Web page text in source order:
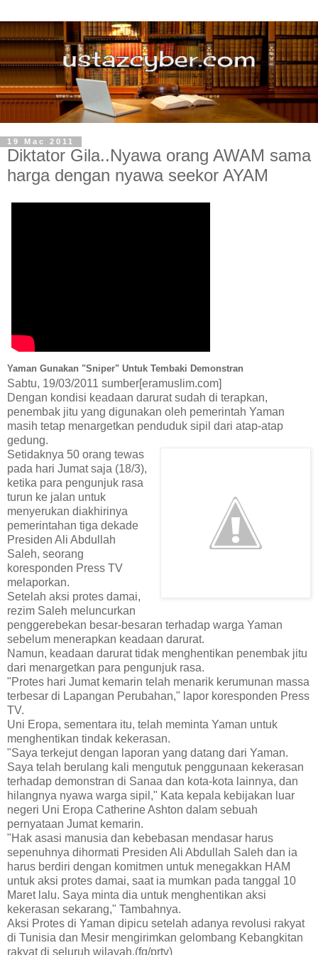
19 Mac 2011
Diktator Gila..Nyawa orang AWAM sama
harga dengan nyawa seekor AYAM
Yaman Gunakan "Sniper" Untuk Tembaki Demonstran
Sabtu, 19/03/2011 sumber[eramuslim.com]
Dengan kondisi keadaan darurat sudah di terapkan,
penembak jitu yang digunakan oleh pemerintah Yaman
masih tetap menargetkan penduduk sipil dari atap-atap
gedung.
Setidaknya 50 orang tewas
pada hari Jumat saja (18/3),
ketika para pengunjuk rasa
turun ke jalan untuk
menyerukan diakhirinya
pemerintahan tiga dekade
Presiden Ali Abdullah
Saleh, seorang
koresponden Press TV
melaporkan.
Setelah aksi protes damai,
rezim Saleh meluncurkan
penggerebekan besar-besaran terhadap warga Yaman
sebelum menerapkan keadaan darurat.
Namun, keadaan darurat tidak menghentikan penembak jitu
dari menargetkan para pengunjuk rasa.
"Protes hari Jumat kemarin telah menarik kerumunan massa
terbesar di Lapangan Perubahan," lapor koresponden Press
TV.
Uni Eropa, sementara itu, telah meminta Yaman untuk
menghentikan tindak kekerasan.
"Saya terkejut dengan laporan yang datang dari Yaman.
Saya telah berulang kali mengutuk penggunaan kekerasan
terhadap demonstran di Sanaa dan kota-kota lainnya, dan
hilangnya nyawa warga sipil," Kata kepala kebijakan luar
negeri Uni Eropa Catherine Ashton dalam sebuah
pernyataan Jumat kemarin.
"Hak asasi manusia dan kebebasan mendasar harus
sepenuhnya dihormati Presiden Ali Abdullah Saleh dan ia
harus berdiri dengan komitmen untuk menegakkan HAM
untuk aksi protes damai, saat ia mumkan pada tanggal 10
Maret lalu. Saya minta dia untuk menghentikan aksi
kekerasan sekarang," Tambahnya.
Aksi Protes di Yaman dipicu setelah adanya revolusi rakyat
di Tunisia dan Mesir mengirimkan gelombang Kebangkitan
rakyat di seluruh wilayah.(fq/prtv)